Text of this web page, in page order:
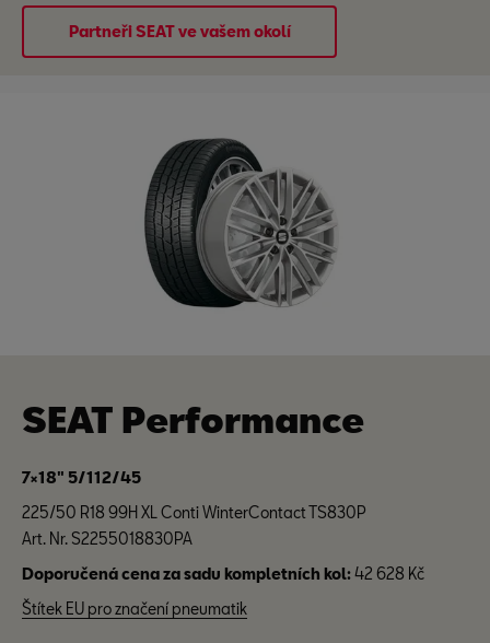
Partneři SEAT ve vašem okolí
SEAT Performance
7×18" 5/112/45
225/50 R18 99H XL Conti WinterContact TS830P
Art. Nr. S2255018830PA
Doporučená cena za sadu kompletních kol:42 628 Kč
Štítek EU pro značení pneumatik